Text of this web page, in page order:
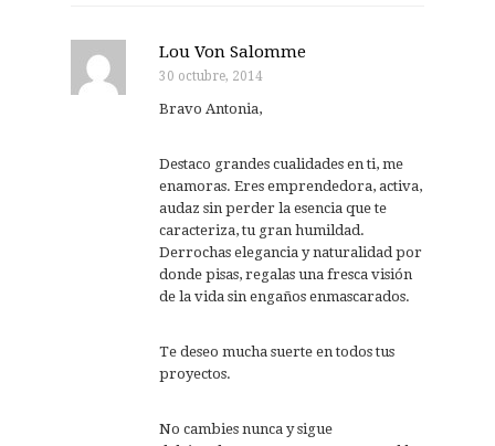
Lou Von Salomme
30 octubre, 2014
Bravo Antonia,
Destaco grandes cualidades en ti, me
enamoras. Eres emprendedora, activa,
audaz sin perder la esencia que te
caracteriza, tu gran humildad.
Derrochas elegancia y naturalidad por
donde pisas, regalas una fresca visión
de la vida sin engaños enmascarados.
Te deseo mucha suerte en todos tus
proyectos.
No cambies nunca y sigue